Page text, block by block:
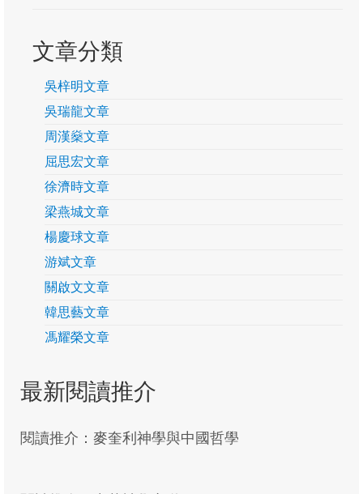
楊慶球
葛牧之
韓思藝
客席研究貢獻
易際漲
馮耀榮
研究季報
季報24
季報23
季報21
文章分類
吳梓明文章
吳瑞龍文章
周漢燊文章
屈思宏文章
徐濟時文章
梁燕城文章
楊慶球文章
游斌文章
關啟文文章
韓思藝文章
馮耀榮文章
最新閱讀推介
閱讀推介：麥奎利神學與中國哲學